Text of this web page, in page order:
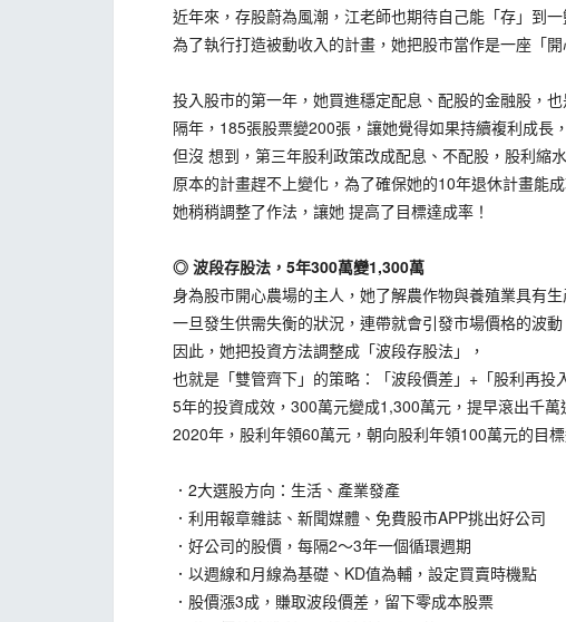
近年來，存股蔚為風潮，江老師也期待自己能「存」到一
為了執行打造被動收入的計畫，她把股市當作是一座「開
投入股市的第一年，她買進穩定配息、配股的金融股，也
隔年，185張股票變200張，讓她覺得如果持續複利成長
但沒 想到，第三年股利政策改成配息、不配股，股利縮水
原本的計畫趕不上變化，為了確保她的10年退休計畫能成
她稍稍調整了作法，讓她 提高了目標達成率！
◎ 波段存股法，5年300萬變1,300萬
身為股市開心農場的主人，她了解農作物與養殖業具有生
一旦發生供需失衡的狀況，連帶就會引發市場價格的波動
因此，她把投資方法調整成「波段存股法」，
也就是「雙管齊下」的策略：「波段價差」+「股利再投
5年的投資成效，300萬元變成1,300萬元，提早滾出千萬
2020年，股利年領60萬元，朝向股利年領100萬元的目
．2大選股方向：生活、產業發產
．利用報章雜誌、新聞媒體、免費股市APP挑出好公司
．好公司的股價，每隔2～3年一個循環週期
．以週線和月線為基礎、KD值為輔，設定買賣時機點
．股價漲3成，賺取波段價差，留下零成本股票